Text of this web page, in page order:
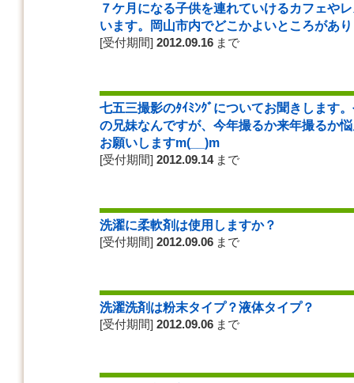
７ケ月になる子供を連れていけるカフェや
います。岡山市内でどこかよいところがあ
[受付期間] 2012.09.16 まで
七五三撮影のﾀｲﾐﾝｸﾞについてお聞きします
の兄妹なんですが、今年撮るか来年撮るか
お願いしますm(__)m
[受付期間] 2012.09.14 まで
洗濯に柔軟剤は使用しますか？
[受付期間] 2012.09.06 まで
洗濯洗剤は粉末タイプ？液体タイプ？
[受付期間] 2012.09.06 まで